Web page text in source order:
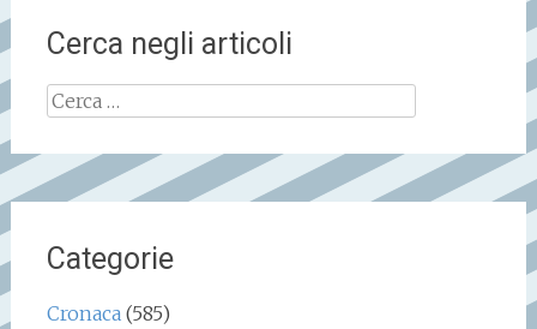
Cerca negli articoli
Ricerca
per:
Categorie
Cronaca (585)